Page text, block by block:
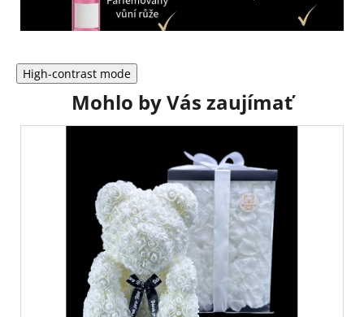
High-contrast mode
Mohlo by Vás zaujímať